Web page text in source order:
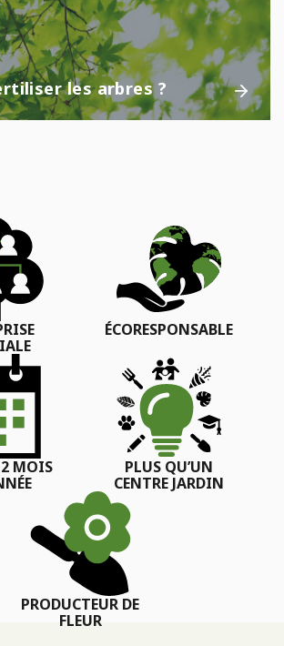
les arbres ?
ÉCORESPONSABLE
MOIS
PLUS QU’UN
CENTRE JARDIN
PRODUCTEUR DE
FLEUR